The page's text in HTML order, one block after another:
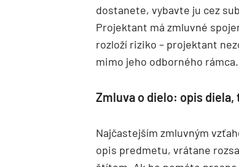
dostanete, vybavte ju cez
Projektant má zmluvné
rozloží riziko – projektant
mimo jeho odborného rámca.
Zmluva o dielo: opis
Najčastejším zmluvným
opis predmetu, vrátane